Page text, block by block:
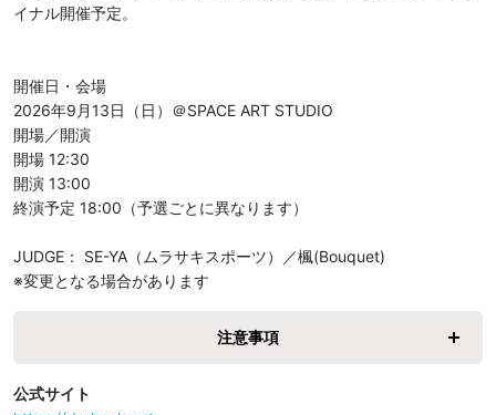
イナル開催予定。
開催日・会場
2026年9月13日（日）＠SPACE ART STUDIO
開場／開演
開場 12:30
開演 13:00
終演予定 18:00（予選ごとに異なります）
JUDGE： SE-YA（ムラサキスポーツ）／楓(Bouquet)
※変更となる場合があります
注意事項
公式サイト